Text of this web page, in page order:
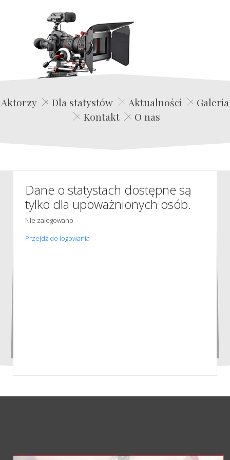
Edwin Film Agencja Aktorska
Aktorzy Dla statystów Aktualności
Galeria
Kontakt
O nas
Dane o statystach dostępne są
tylko dla upoważnionych osób.
Nie zalogowano
Przejdź do logowania